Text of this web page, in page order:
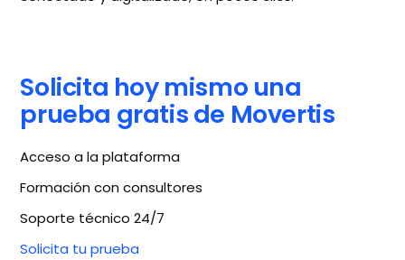
Solicita hoy mismo una
prueba gratis de Movertis
Acceso a la plataforma
Formación con consultores
Soporte técnico 24/7
Solicita tu prueba